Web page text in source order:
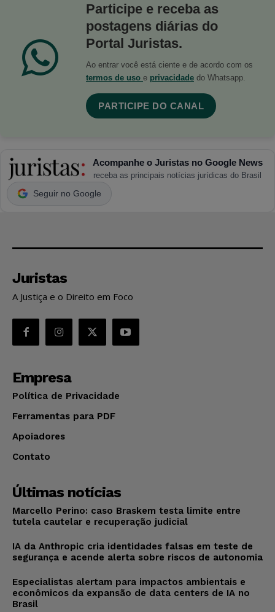
Participe e receba as
postagens diárias do
Portal Juristas.
Ao entrar você está ciente e de acordo com os
termos de uso e privacidade do Whatsapp.
PARTICIPE DO CANAL
Acompanhe o Juristas no Google News
receba as principais notícias jurídicas do Brasil
Seguir no Google
Juristas
A Justiça e o Direito em Foco
Empresa
Política de Privacidade
Ferramentas para PDF
Apoiadores
Contato
Últimas notícias
Marcello Perino: caso Braskem testa limite entre
tutela cautelar e recuperação judicial
IA da Anthropic cria identidades falsas em teste de
segurança e acende alerta sobre riscos de autonomia
Especialistas alertam para impactos ambientais e
econômicos da expansão de data centers de IA no
Brasil